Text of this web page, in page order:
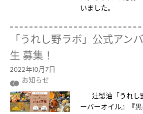
いました。
「うれし野ラボ」公式アン
生 募集！
2022年10月7日
お知らせ
辻製油「うれし
ーバーオイル』『